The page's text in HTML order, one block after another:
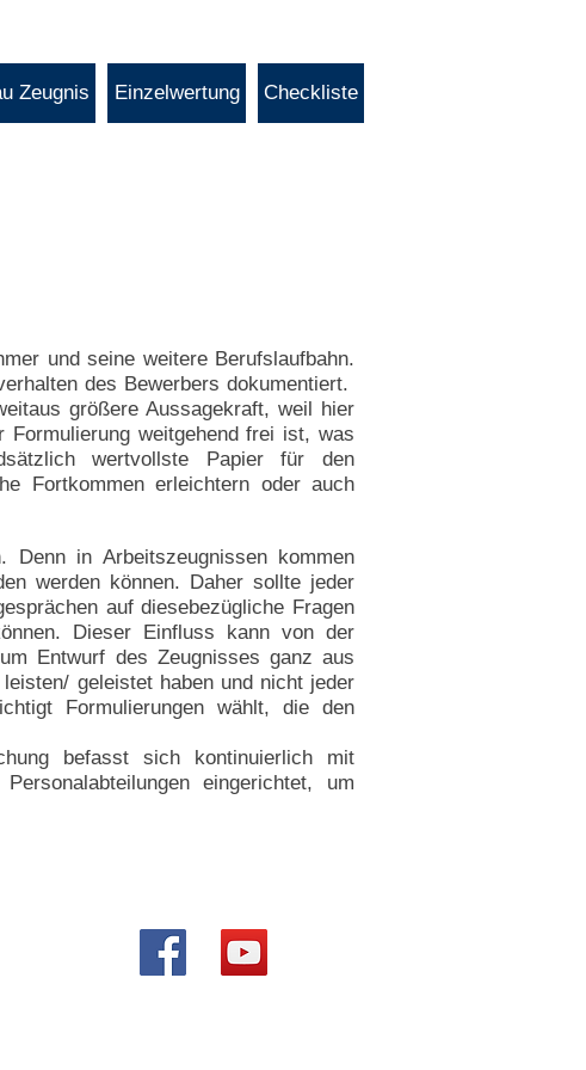
Zeugnis Einzelwertung Checkliste
und seine weitere Berufslaufbahn.
des Bewerbers dokumentiert.
größere Aussagekraft, weil hier
weitgehend frei ist, was
wertvollste Papier für den
Fortkommen erleichtern oder auch
in Arbeitszeugnissen kommen
werden können. Daher sollte jeder
auf diesebezügliche Fragen
Dieser Einfluss kann von der
Entwurf des Zeugnisses ganz aus
geleistet haben und nicht jeder
Formulierungen wählt, die den
befasst sich kontinuierlich mit
eingerichtet, um